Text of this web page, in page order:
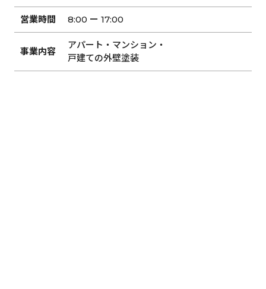
営業時間 8:00 ー 17:00
事業内容
アパート・マンション・
戸建ての外壁塗装